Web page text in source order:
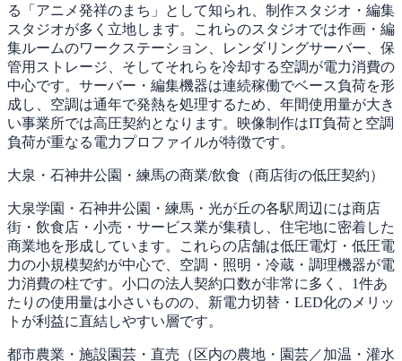
る「アニメ発祥のまち」として知られ、制作スタジオ・編集
スタジオが多く立地します。これらのスタジオでは作画・編
集ルームのワークステーション、レンダリングサーバー、保
管用ストレージ、そしてそれらを冷却する空調が電力消費の
中心です。サーバー・編集機器は連続稼働でベース負荷を形
成し、空調は通年で発熱を処理するため、年間使用量が大き
い事業所では高圧契約となります。映像制作はIT負荷と空調
負荷が重なる電力プロファイルが特徴です。
大泉・石神井公園・練馬の商業/飲食（商店街の低圧契約）
大泉学園・石神井公園・練馬・光が丘の各駅周辺には商店
街・飲食店・小売・サービス業が集積し、住宅地に密着した
商業地を形成しています。これらの店舗は低圧電灯・低圧電
力の小規模契約が中心で、空調・照明・冷蔵・調理機器が電
力消費の柱です。小口の法人契約口数が非常に多く、1件あ
たりの使用量は小さいものの、新電力切替・LED化のメリッ
トが利益に直結しやすい層です。
都市農業・施設園芸・直売（区内の農地・園芸／加温・灌水